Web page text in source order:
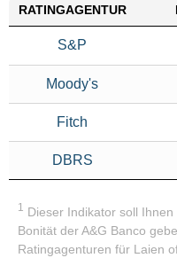
RATINGAGENTUR
S&P
Moody's
Fitch
DBRS
1
Dieser Indikator soll
Bonität der A&G Banco
Ratingagenturen für Laien